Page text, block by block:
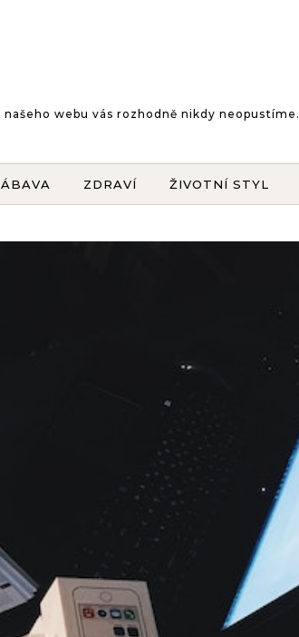
webu vás rozhodně nikdy neopustíme.
ZDRAVÍ ŽIVOTNÍ STYL